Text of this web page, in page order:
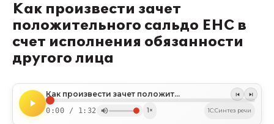
Как произвести зачет
положительного сальдо ЕНС в
счет исполнения обязанности
другого лица
Как произвести зачет положительного сальдо ЕНС в счет исполнения обязанности другого лица
0:00 / 1:32 1× 1C:Синтез речи